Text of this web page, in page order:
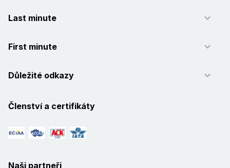
Last minute
First minute
Důležité odkazy
Členství a certifikáty
Naši partneři